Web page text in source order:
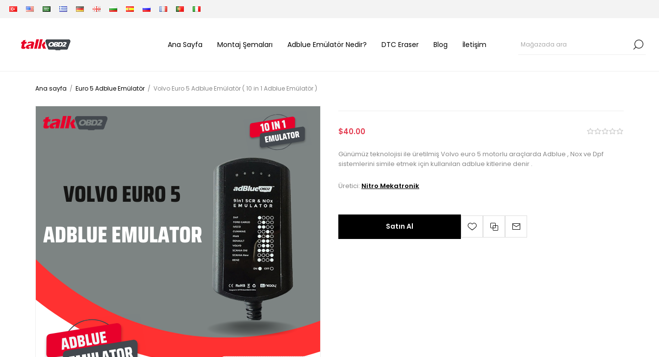
Ana Sayfa Montaj Şemaları Adblue Emülatör Nedir? DTC Eraser Blog İletişim
Ana sayfa / Euro 5 Adblue Emülatör / Volvo Euro 5 Adblue Emülatör ( 10 in 1 Adblue Emülatör )
$40.00
Günümüz teknolojisi ile üretilmiş Volvo euro 5 motorlu araçlarda Adblue , Nox ve Dpf
sistemlerini simile etmek için kullanılan adblue kitlerine denir .
Üretici: Nitro Mekatronik
Satın Al